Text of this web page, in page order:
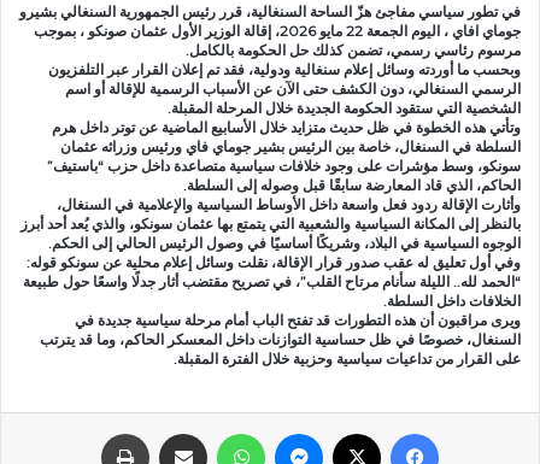
في تطور سياسي مفاجئ هزّ الساحة السنغالية، قرر رئيس الجمهورية السنغالي بشيرو
جوماي افاي ، اليوم الجمعة 22 مايو 2026، إقالة الوزير الأول عثمان صونكو ، بموجب
مرسوم رئاسي رسمي، تضمن كذلك حل الحكومة بالكامل.
وبحسب ما أوردته وسائل إعلام سنغالية ودولية، فقد تم إعلان القرار عبر التلفزيون
الرسمي السنغالي، دون الكشف حتى الآن عن الأسباب الرسمية للإقالة أو اسم
الشخصية التي ستقود الحكومة الجديدة خلال المرحلة المقبلة.
وتأتي هذه الخطوة في ظل حديث متزايد خلال الأسابيع الماضية عن توتر داخل هرم
السلطة في السنغال، خاصة بين الرئيس بشير جوماي فاي ورئيس وزرائه عثمان
سونكو، وسط مؤشرات على وجود خلافات سياسية متصاعدة داخل حزب “باستيف”
الحاكم، الذي قاد المعارضة سابقًا قبل وصوله إلى السلطة.
وأثارت الإقالة ردود فعل واسعة داخل الأوساط السياسية والإعلامية في السنغال،
بالنظر إلى المكانة السياسية والشعبية التي يتمتع بها عثمان سونكو، والذي يُعد أحد أبرز
الوجوه السياسية في البلاد، وشريكًا أساسيًا في وصول الرئيس الحالي إلى الحكم.
وفي أول تعليق له عقب صدور قرار الإقالة، نقلت وسائل إعلام محلية عن سونكو قوله:
“الحمد لله.. الليلة سأنام مرتاح القلب”، في تصريح مقتضب أثار جدلًا واسعًا حول طبيعة
الخلافات داخل السلطة.
ويرى مراقبون أن هذه التطورات قد تفتح الباب أمام مرحلة سياسية جديدة في
السنغال، خصوصًا في ظل حساسية التوازنات داخل المعسكر الحاكم، وما قد يترتب
على القرار من تداعيات سياسية وحزبية خلال الفترة المقبلة.
فيسبوك ماسنجر واتساب مشاركة عبر البريد